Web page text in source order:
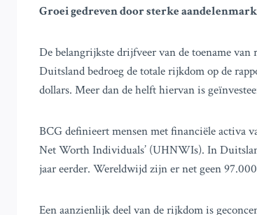
Groei gedreven door sterke
De belangrijkste drijfveer van de toename van
Duitsland bedroeg de totale rijkdom op de
dollars. Meer dan de helft hiervan is
BCG definieert mensen met financiële activa
Net Worth Individuals’ (UHNWIs). In
jaar eerder. Wereldwijd zijn er net geen
Een aanzienlijk deel van de rijkdom is